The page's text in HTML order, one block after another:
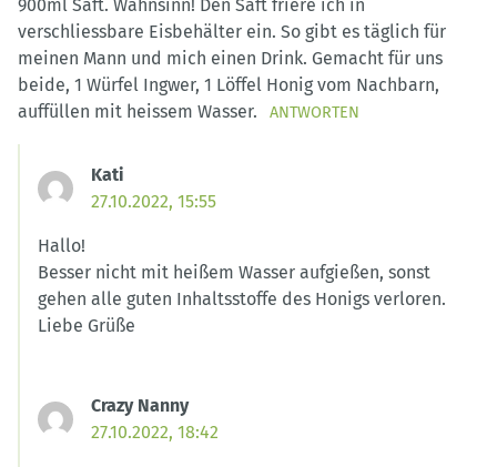
900ml Saft. Wahnsinn! Den Saft friere ich in
verschliessbare Eisbehälter ein. So gibt es täglich für
meinen Mann und mich einen Drink. Gemacht für uns
beide, 1 Würfel Ingwer, 1 Löffel Honig vom Nachbarn,
auffüllen mit heissem Wasser.
ANTWORTEN
Kati
27.10.2022, 15:55
Hallo!
Besser nicht mit heißem Wasser aufgießen, sonst
gehen alle guten Inhaltsstoffe des Honigs verloren.
Liebe Grüße
Crazy Nanny
27.10.2022, 18:42